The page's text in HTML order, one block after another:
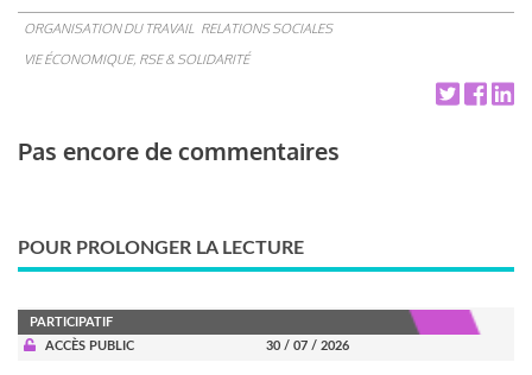
ORGANISATION DU TRAVAIL RELATIONS SOCIALES
VIE ÉCONOMIQUE, RSE & SOLIDARITÉ
Pas encore de commentaires
POUR PROLONGER LA LECTURE
PARTICIPATIF
ACCÈS PUBLIC
30 / 07 / 2026